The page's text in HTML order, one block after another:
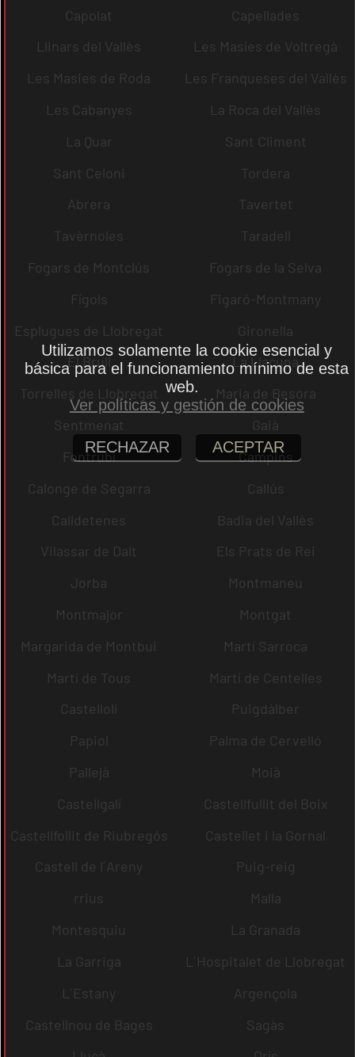
Capolat
Capellades
Llinars del Vallès
Les Masíes de Voltregà
Les Masies de Roda
Les Franqueses del Vallès
Les Cabanyes
La Roca del Vallès
La Quar
Sant Climent
Sant Celoni
Tordera
Abrera
Tavertet
Tavèrnoles
Taradell
Fogars de Montclús
Fogars de la Selva
Fígols
Figaró-Montmany
Esplugues de Llobregat
Gironella
El Brull
La Llacuna
Torrelles de Llobregat
Maria de Besora
Sentmenat
Gaià
Fontrubí
Campins
Calonge de Segarra
Callús
Calldetenes
Badia del Vallès
Vilassar de Dalt
Els Prats de Rei
Jorba
Montmaneu
Montmajor
Montgat
Margarida de Montbui
Martí Sarroca
Martí de Tous
Martí de Centelles
Castellolí
Puigdàlber
Papiol
Palma de Cervelló
Pallejà
Moià
Castellgalí
Castellfullit del Boix
Castellfollit de Riubregós
Castellet i la Gornal
Castell de l´Areny
Puig-reig
rrius
Malla
Montesquiu
La Granada
La Garriga
L´Hospitalet de Llobregat
L´Estany
Argençola
Castellnou de Bages
Sagàs
Utilizamos solamente la cookie esencial y
básica para el funcionamiento mínimo de esta
web.
Ver políticas y gestión de cookies
RECHAZAR ACEPTAR